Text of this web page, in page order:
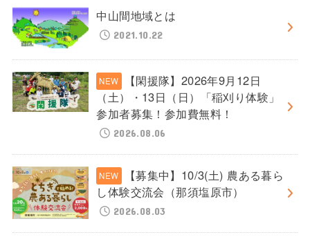
中山間地域とは
2021.10.22
【閑援隊】2026年9月12日
（土）・13日（日）「稲刈り体験」
参加者募集！参加費無料！
2026.08.06
【募集中】10/3(土) 農ある暮ら
し体験交流会（那須塩原市）
2026.08.03